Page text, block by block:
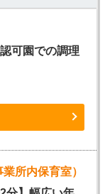
可園での調理
所内保育室）